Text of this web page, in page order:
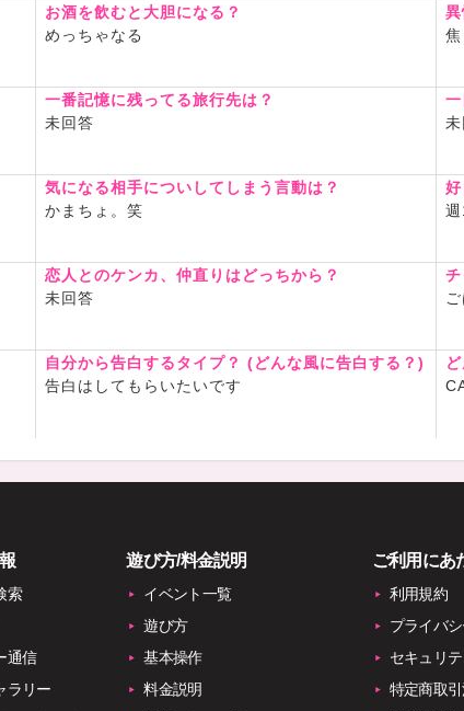
お酒を飲むと大胆になる？
めっちゃなる
一番記憶に残ってる旅行先は？
未回答
気になる相手についしてしまう言動は？
かまちょ。笑
恋人とのケンカ、仲直りはどっちから？
未回答
自分から告白するタイプ？ (どんな風に告白する？)
告白はしてもらいたいです
索
通信
ラリー
遊び方/料金説明
イベント一覧
遊び方
基本操作
料金説明
ご利用にあ
利用規約
プライバ
セキュリ
特定商取